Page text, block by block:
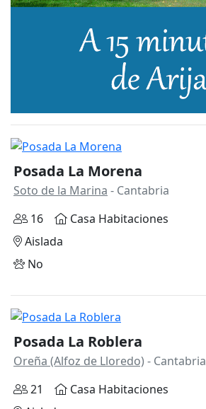
Posada La Morena
Soto de la Marina - Cantabria
16
Casa Habitaciones
Aislada
No
Posada La Roblera
Oreña (Alfoz de Lloredo) - Cantabria
21
Casa Habitaciones